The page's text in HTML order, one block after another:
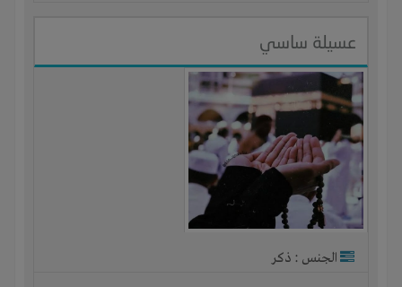
عسيلة ساسي
الجنس : ذكر